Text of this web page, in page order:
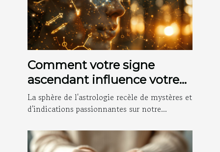
Comment votre signe
ascendant influence votre
personnalité et apparition
sociale
La sphère de l'astrologie recèle de mystères et
d'indications passionnantes sur notre...